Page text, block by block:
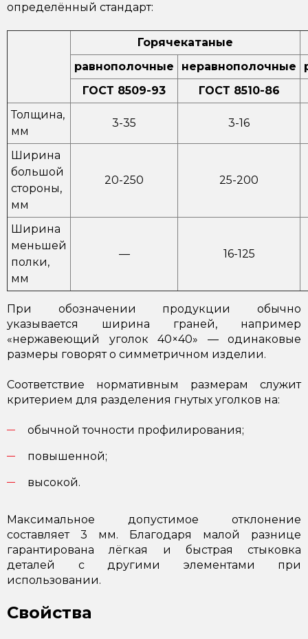
определённый стандарт:
Горячекатаные
равнополочные
неравнополочные
ГОСТ 8509-93
ГОСТ 8510-86
Толщина,
мм
3-35 3-16
Ширина
большой
стороны,
мм
20-250 25-200
Ширина
меньшей
полки,
мм
— 16-125
При обозначении продукции обычно
указывается ширина граней, например
«нержавеющий уголок 40×40» — одинаковые
размеры говорят о симметричном изделии.
Соответствие нормативным размерам служит
критерием для разделения гнутых уголков на:
обычной точности профилирования;
повышенной;
высокой.
Максимальное допустимое отклонение
составляет 3 мм. Благодаря малой разнице
гарантирована лёгкая и быстрая стыковка
деталей с другими элементами при
использовании.
Свойства